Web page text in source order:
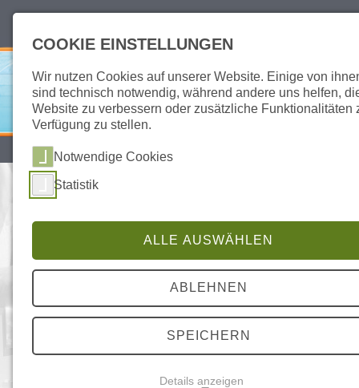
SITEMAP DATENSCHUTZ IMPRESSUM
AID NEWS – NEUIGKEITEN,
DIAGNOSTIKA.COM
AID AKTUELL
NEWS, HIGHLIGHTS, PRESSE
COOKIE EINSTELLUNGEN
Wir nutzen Cookies auf unserer Website. Einige von
sind technisch notwendig, während andere uns helfen,
Website zu verbessern oder zusätzliche Funktionalitäten
Verfügung zu stellen.
Notwendige Cookies
Statistik
ALLE AUSWÄHLEN
ABLEHNEN
SPEICHERN
Details anzeigen